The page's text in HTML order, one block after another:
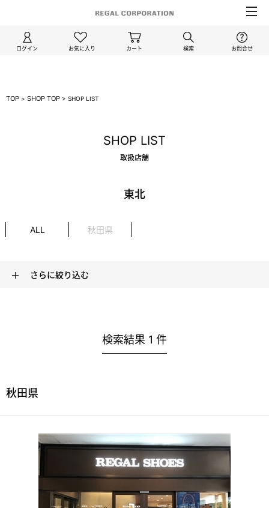
ログイン お気に入り カート 検索 お問合せ
TOP > SHOP TOP > SHOP LIST
SHOP LIST
取扱店舗
東北
ALL 秋田県
さらに絞り込む
検索結果 1 件
秋田県